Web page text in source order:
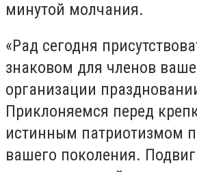
минутой молчания.
«Рад сегодня
знаковом для членов
организации
Приклоняемся перед
истинным патриотизмом
вашего поколения.